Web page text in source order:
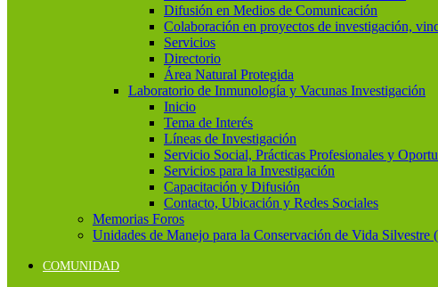
Difusión en Medios de Comunicación
Colaboración en proyectos de investigación,
Servicios
Directorio
Área Natural Protegida
Laboratorio de Inmunología y Vacunas Investigación
Inicio
Tema de Interés
Líneas de Investigación
Servicio Social, Prácticas Profesionales y
Servicios para la Investigación
Capacitación y Difusión
Contacto, Ubicación y Redes Sociales
Memorias Foros
Unidades de Manejo para la Conservación de Vida
COMUNIDAD